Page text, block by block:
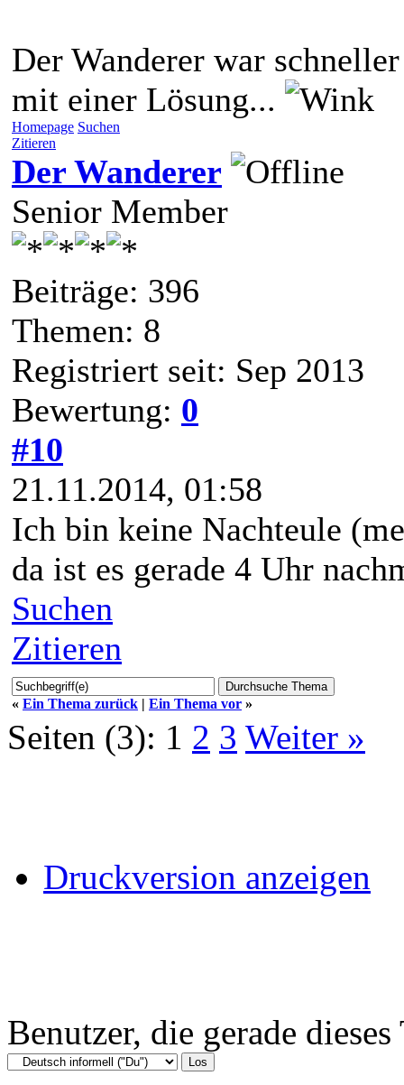
Der Wanderer war
mit einer Lösung...
Homepage Suchen
Zitieren
Der Wanderer
Senior Member
Beiträge: 396
Themen: 8
Registriert seit: Sep 2013
Bewertung: 0
#10
21.11.2014, 01:58
Ich bin keine Nachteule
da ist es gerade 4 Uhr
Suchen
Zitieren
« Ein Thema zurück | Ein Thema vor »
Seiten (3): 1 2 3 Weiter »
Druckversion anzeigen
Benutzer, die gerade